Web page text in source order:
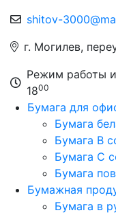
shitov-
г. Могилев,
Режим работы
1800
Бумага для
Бумага
Бумага B
Бумага C
Бумага
Бумажная
Бумага в